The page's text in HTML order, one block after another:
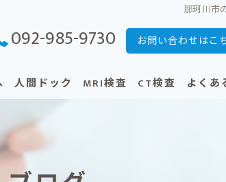
那珂川市
092-985-9730 お問い合わせはこ
先生方へ
人間ドック
人間ドック団体お申し込み
MRI検査 CT検査 よくあ